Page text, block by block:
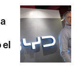
el